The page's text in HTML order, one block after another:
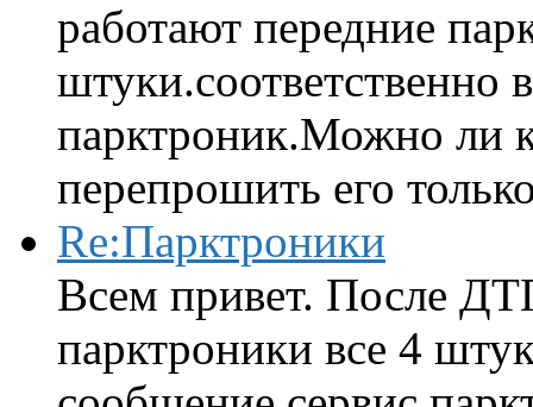
работают передние
штуки.соответственно
парктроник.Можно ли
перепрошить его
Re:Парктроники
Всем привет. После
парктроники все 4